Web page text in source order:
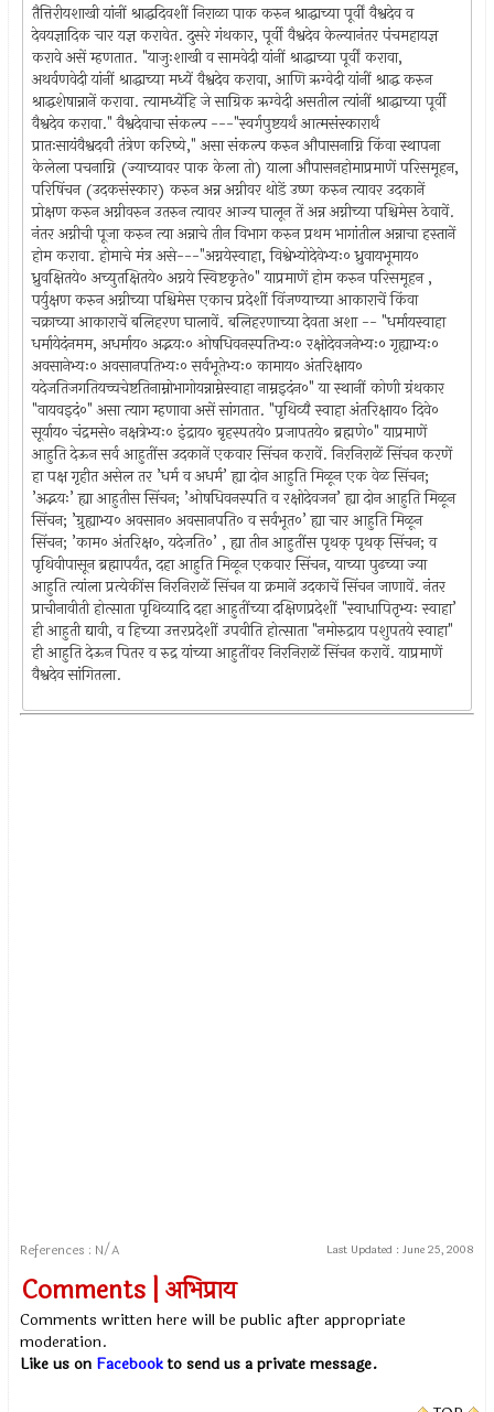
तैत्तिरीयशाखी यांनीं श्राद्धदिवशीं निराळा पाक करुन श्राद्धाच्या पूर्वीं वैश्वदेव व
देवयज्ञादिक चार यज्ञ करावेत. दुसरे गंथकार, पूर्वी वैश्वदेव केल्यानंतर पंचमहायज्ञ
करावे असें म्हणतात. "याजुःशाखी व सामवेदी यांनीं श्राद्धाच्या पूर्वीं करावा,
अथर्वणवेदी यांनीं श्राद्धाच्या मध्यें वैश्वदेव करावा, आणि ऋग्वेदी यांनीं श्राद्ध करुन
श्राद्धशेषान्नानें करावा. त्यामध्येंहि जे साग्रिक ऋग्वेदी असतील त्यांनीं श्राद्धाच्या पूर्वी
वैश्वदेव करावा." वैश्वदेवाचा संकल्प ---"स्वर्गपुष्टयर्थं आत्मसंस्कारार्थं
प्रातःसायंवैश्वदवौ तंत्रेण करिष्ये," असा संकल्प करुन औपासनाग्नि किंवा स्थापना
केलेला पचनाग्नि (ज्याच्यावर पाक केला तो) याला औपासनहोमाप्रमाणें परिसमूहन,
परिषिंचन (उदकसंस्कार) करुन अन्न अग्नीवर थोडें उष्ण करुन त्यावर उदकानें
प्रोक्षण करुन अग्नीवरुन उतरुन त्यावर आज्य घालून तें अन्न अग्नीच्या पश्चिमेस ठेवावें.
नंतर अग्नीची पूजा करुन त्या अन्नाचे तीन विभाग करुन प्रथम भागांतील अन्नाचा हस्तानें
होम करावा. होमाचे मंत्र असे---"अग्नयेस्वाहा, विश्वेभ्योदेवेभ्यः० ध्रुवायभूमाय०
ध्रुवक्षितये० अच्युतक्षितये० अग्नये स्विष्टकृते०" याप्रमाणें होम करुन परिसमूहन ,
पर्युक्षण करुन अग्नीच्या पश्चिमेस एकाच प्रदेशीं विंजण्याच्या आकाराचें किंवा
चक्राच्या आकाराचें बलिहरण घालावें. बलिहरणाच्या देवता अशा -- "धर्मायस्वाहा
धर्मायेदंनमम, अधर्माय० अद्भयः० ओषधिवनस्पतिभ्यः० रक्षोदेवजनेभ्यः० गृह्याभ्यः०
अवसानेभ्यः० अवसानपतिभ्यः० सर्वभूतेभ्यः० कामाय० अंतरिक्षाय०
यदेजतिजगतियच्चचेष्टतिनाम्नोभागोयन्नाम्नेस्वाहा नाम्नइदंन०" या स्थानीं कोणी ग्रंथकार
"वायवइदं०" असा त्याग म्हणावा असें सांगतात. "पृथिव्यै स्वाहा अंतरिक्षाय० दिवे०
सूर्याय० चंद्रमसे० नक्षत्रेभ्यः० इंद्राय० बृहस्पतये० प्रजापतये० ब्रह्मणे०" याप्रमाणें
आहुति देऊन सर्व आहुतींस उदकानें एकवार सिंचन करावें. निरनिराळें सिंचन करणें
हा पक्ष गृहीत असेल तर ’धर्म व अधर्म’ ह्या दोन आहुति मिळून एक वेळ सिंचन;
’अद्भयः’ ह्या आहुतीस सिंचन; ’ओषधिवनस्पति व रक्षोदेवजन’ ह्या दोन आहुति मिळून
सिंचन; ’ग्रुह्याभ्य० अवसान० अवसानपति० व सर्वभूत०’ ह्या चार आहुति मिळून
सिंचन; ’काम० अंतरिक्ष०, यदेजति०’ , ह्या तीन आहुतींस पृथक्‌ पृथक्‌ सिंचन; व
पृथिवीपासून ब्रह्मापर्यंत, दहा आहुति मिळून एकवार सिंचन, याच्या पुढच्या ज्या
आहुति त्यांला प्रत्येकींस निरनिराळें सिंचन या क्रमानें उदकाचें सिंचन जाणावें. नंतर
प्राचीनावीती होत्साता पृथिव्यादि दहा आहुतींच्या दक्षिणप्रदेशीं "स्वाधापितृभ्यः स्वाहा’
ही आहुती द्यावी, व हिच्या उत्तरप्रदेशीं उपवीति होत्साता "नमोरुद्राय पशुपतये स्वाहा"
ही आहुति देऊन पितर व रुद्र यांच्या आहुतींवर निरनिराळें सिंचन करावें. याप्रमाणें
वैश्वदेव सांगितला.
References : N/A Last Updated : June 25, 2008
Comments | अभिप्राय
Comments written here will be public after appropriate
moderation.
Like us on Facebookto send us a private message.